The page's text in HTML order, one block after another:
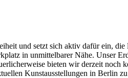
und setzt sich aktiv dafür ein,
in unmittelbarer Nähe. Unser
bieten wir derzeit noch
Kunstausstellungen in Berlin zu